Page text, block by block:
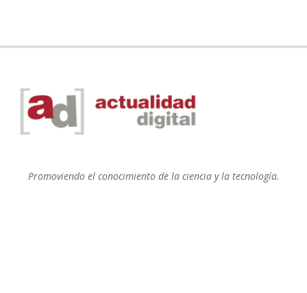
Promoviendo el conocimiento de la ciencia y la tecnología.